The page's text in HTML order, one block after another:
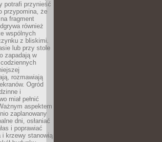
potrafi przynieść
przypomina, że
fragment
również
wspólnych
z bliskimi.
lub przy stole
zapadają w
rozmawiają
Ogród
i
miał pełnić
aspektem
zaplanowany
dni, osłaniać
i poprawiać
i krzewy stanowią